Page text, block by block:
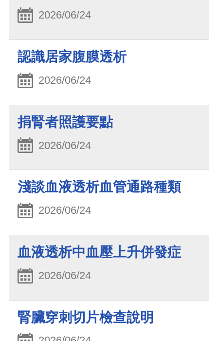
2026/06/24
認識居家腹膜透析
2026/06/24
捐腎者照護要點
2026/06/24
淺談血液透析血管通路種類
2026/06/24
血液透析中血壓上升併發症
2026/06/24
腎臟穿刺切片檢查說明